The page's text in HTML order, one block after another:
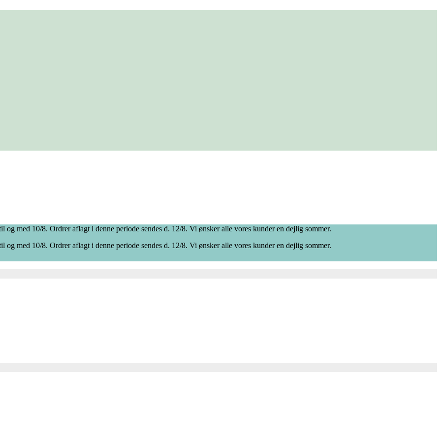
med 10/8. Ordrer aflagt i denne periode sendes d. 12/8. Vi ønsker alle vores kunder en dejlig sommer.
med 10/8. Ordrer aflagt i denne periode sendes d. 12/8. Vi ønsker alle vores kunder en dejlig sommer.